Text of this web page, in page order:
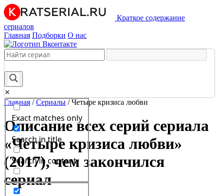
Краткое содержание
сериалов
Главная Подборки О нас
Exact matches only
Search in title
Search in content
Главная /Сериалы /Четыре кризиса любви
Описание всех серий сериала
«Четыре кризиса любви»
(2017), чем закончился
сериал